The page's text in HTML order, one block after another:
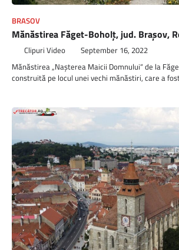
BRASOV
Mănăstirea Făget-Boholţ, jud. Brașov,
Clipuri Video September 16, 2022
Mănăstirea „Naşterea Maicii Domnului“ de la
construită pe locul unei vechi mănăstiri, care a